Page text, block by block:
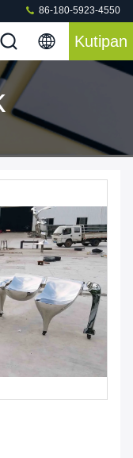
86-180-5923-4550
Kutipan